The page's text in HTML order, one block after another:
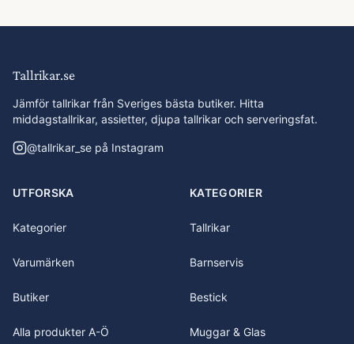
Tallrikar.se
Jämför tallrikar från Sveriges bästa butiker. Hitta
middagstallrikar, assietter, djupa tallrikar och serveringsfat.
@tallrikar_se på Instagram
UTFORSKA
Kategorier
Varumärken
Butiker
Alla produkter A-Ö
KATEGORIER
Tallrikar
Barnservis
Bestick
Muggar & Glas